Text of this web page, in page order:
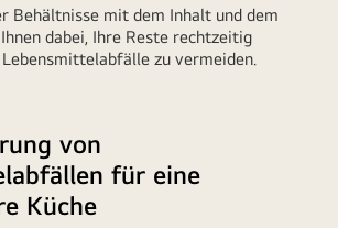
Behältnisse mit dem Inhalt und dem
dabei, Ihre Reste rechtzeitig
zu vermeiden.
von
für eine
Küche